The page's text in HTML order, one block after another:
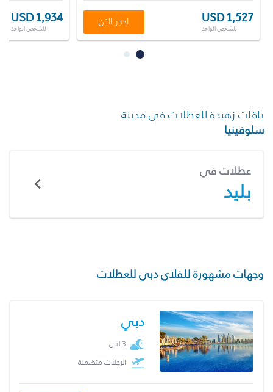
USD 1,934
للشخص الواحد
USD 1,527
للشخص الواحد
احجز الآن
باقات زهيدة للعطلات في مدينة
سلوفينيا
عطلات في
بليد
وجهات مشهورة للفلاي دبي للعطلات
دبي
3 ليال
الرحلات متضمنة